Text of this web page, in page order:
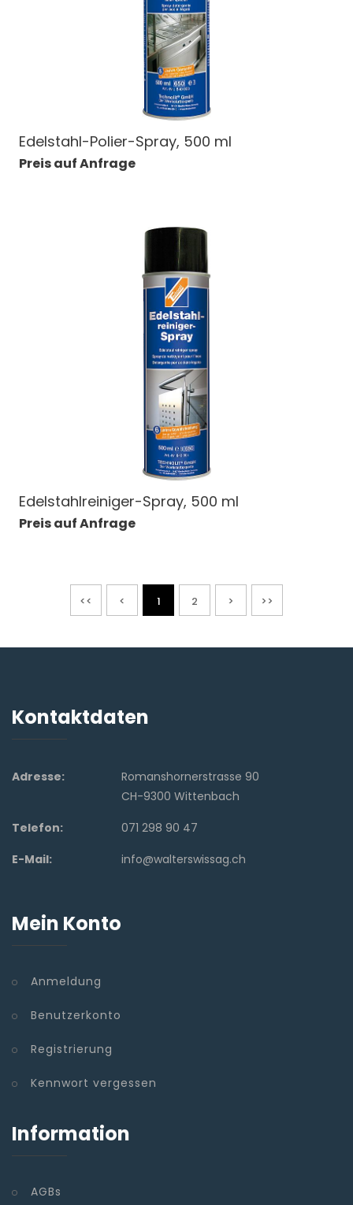
Edelstahl-Polier-Spray, 500 ml
Preis auf Anfrage
Edelstahlreiniger-Spray, 500 ml
Preis auf Anfrage
<< < 1 2 > >>
Kontaktdaten
Adresse:
Romanshornerstrasse 90
CH-9300 Wittenbach
Telefon:
071 298 90 47
E-Mail:
info@walterswissag.ch
Mein Konto
Anmeldung
Benutzerkonto
Registrierung
Kennwort vergessen
Information
AGBs